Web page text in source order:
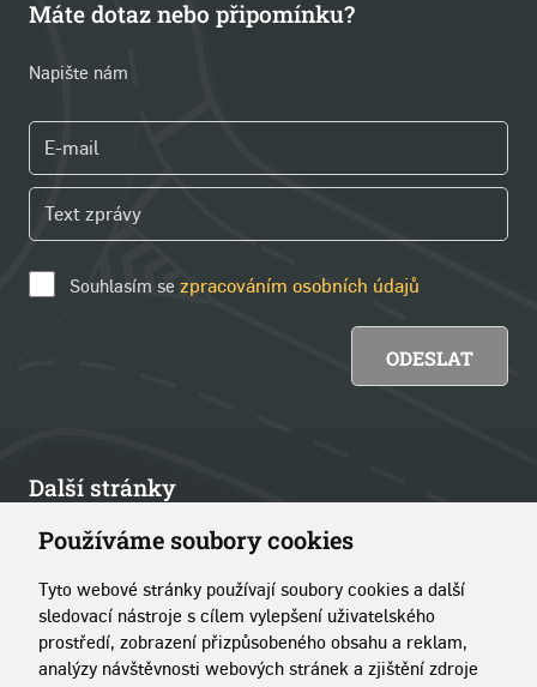
Používáme soubory cookies
Tyto webové stránky používají soubory cookies a další
sledovací nástroje s cílem vylepšení uživatelského
prostředí, zobrazení přizpůsobeného obsahu a reklam,
analýzy návštěvnosti webových stránek a zjištění zdroje
Máte dotaz nebo připomínku?
Napište nám
Souhlasím se zpracováním osobních údajů
Další stránky
Články
Kontakt
O portálu